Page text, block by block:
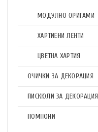
МОДУЛНО ОРИГАМИ
ХАРТИЕНИ ЛЕНТИ
ЦВЕТНА ХАРТИЯ
ОЧИЧКИ ЗА ДЕКОРАЦИЯ
ПИСКЮЛИ ЗА ДЕКОРАЦИЯ
ПОМПОНИ